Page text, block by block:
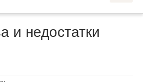
и недостатки